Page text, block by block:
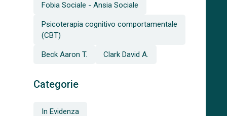
Fobia Sociale - Ansia Sociale
Psicoterapia cognitivo comportamentale
(CBT)
Beck Aaron T. Clark David A.
Categorie
In Evidenza